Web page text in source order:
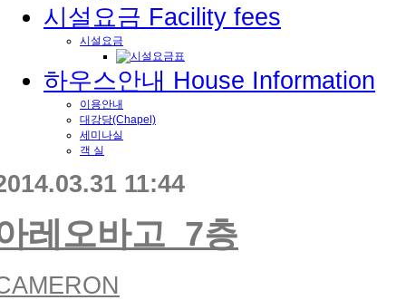
시설요금 Facility fees
시설요금
하우스안내 House Information
이용안내
대강당(Chapel)
세미나실
객 실
11:44
레오바고_7층